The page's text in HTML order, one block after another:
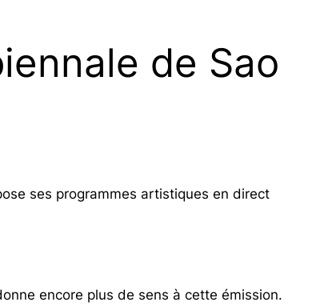
de Sao
ses programmes artistiques en direct
encore plus de sens à cette émission.